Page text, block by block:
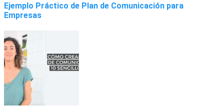
Ejemplo Práctico de Plan de Comunicación para
Empresas